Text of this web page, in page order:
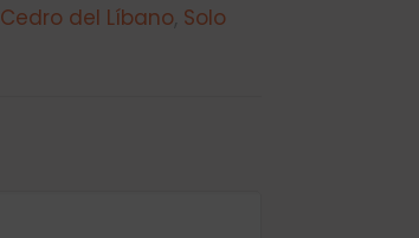
Cedro del Líbano Solo